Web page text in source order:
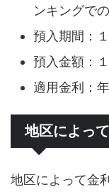
ンキングで
預入期間：
預入金額：
適用金利：
地区によっ
地区によって金